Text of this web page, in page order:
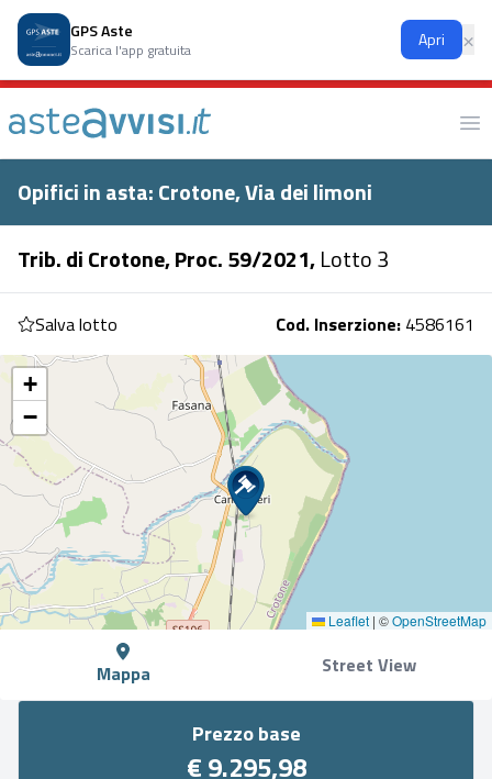
GPS Aste
Scarica l'app gratuita Apri ×
Chiusura:
informiamo i gentili utenti che i nostri uffici rimarranno
chiusi a partire da lunedì 10 agosto 2026 fino a venerdì 14 agosto
Opifici in asta: Crotone, Via dei limoni
Trib. di Crotone, Proc. 59/2021,Lotto 3
Salva lotto Cod. Inserzione: 4586161
Mappa Street View
+
−
Leaflet | ©OpenStreetMap
Prezzo base
€ 9.295,98